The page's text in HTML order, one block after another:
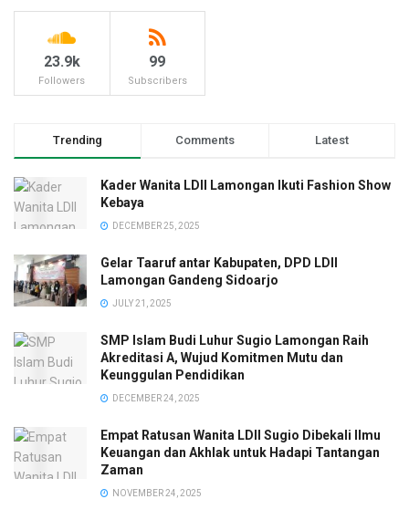
23.9k
Followers
99
Subscribers
Trending Comments Latest
Kader Wanita LDII Lamongan Ikuti Fashion Show
Kebaya
DECEMBER 25, 2025
Gelar Taaruf antar Kabupaten, DPD LDII
Lamongan Gandeng Sidoarjo
JULY 21, 2025
SMP Islam Budi Luhur Sugio Lamongan Raih
Akreditasi A, Wujud Komitmen Mutu dan
Keunggulan Pendidikan
DECEMBER 24, 2025
Empat Ratusan Wanita LDII Sugio Dibekali Ilmu
Keuangan dan Akhlak untuk Hadapi Tantangan
Zaman
NOVEMBER 24, 2025